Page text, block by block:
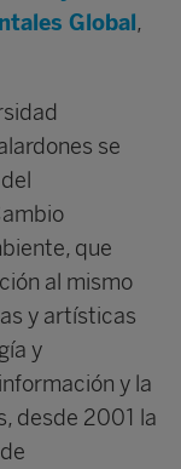
Global,
se
que
al mismo
y artísticas
y
y la
desde 2001 la